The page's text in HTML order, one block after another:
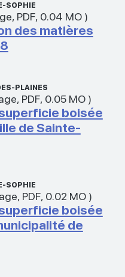
SOPHIE
, PDF, 0.04 MO)
des matières
PLAINES
, PDF, 0.05 MO)
boisée
de Sainte-
SOPHIE
, PDF, 0.02 MO)
boisée
de